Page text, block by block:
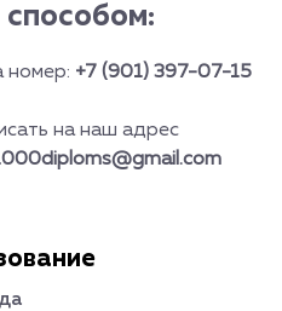
номер: +7 (901) 397-07-15
на наш адрес